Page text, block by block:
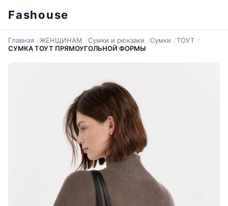
Fashouse
Главная ЖЕНЩИНАМ Сумки и рюкзаки Сумки
ТОУТ
СУМКА ТОУТ ПРЯМОУГОЛЬНОЙ ФОРМЫ